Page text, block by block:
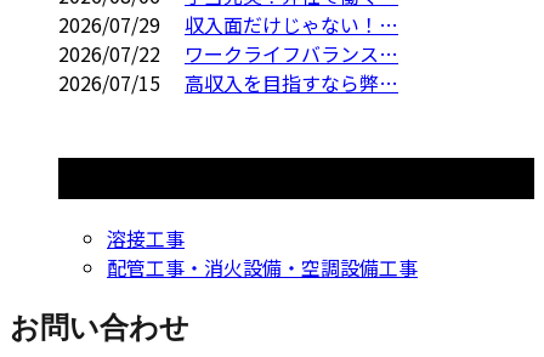
2026/07/29
収入面だけじゃない！…
2026/07/22
ワークライフバランス…
2026/07/15
高収入を目指すなら弊…
溶接工事
配管工事・消火設備・空調設備工事
お問い合わせ